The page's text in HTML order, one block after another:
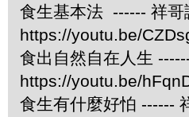
食生基本法 ------ 祥哥
https://youtu.be/
食出自然自在人生
https://youtu.be/
食生有什麼好怕 ------